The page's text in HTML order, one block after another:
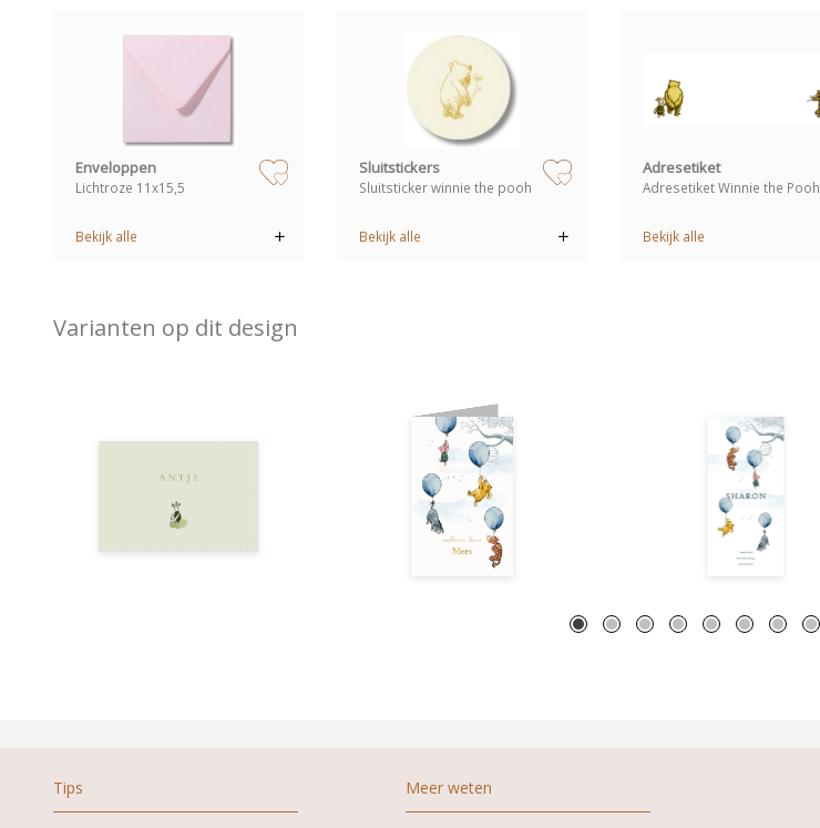
zet op verlanglijstje
Enveloppen
Lichtroze 11x15,5
Bekijk alle
zet op verlanglijstje
Sluitstickers
Sluitsticker winnie the pooh
Bekijk alle
Adresetiket
Adresetiket Winnie the Pooh
Bekijk alle
Varianten op dit design
Tips Meer weten